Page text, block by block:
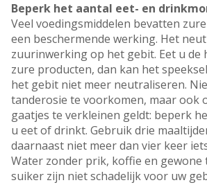
Beperk het aantal eet- en
Veel voedingsmiddelen bevatten
een beschermende werking. Het
zuurinwerking op het gebit. Eet u de
zure producten, dan kan het
het gebit niet meer neutraliseren.
tanderosie te voorkomen, maar ook
gaatjes te verkleinen geldt: beperk
u eet of drinkt. Gebruik drie
daarnaast niet meer dan vier keer
Water zonder prik, koffie en gewone
suiker zijn niet schadelijk voor uw